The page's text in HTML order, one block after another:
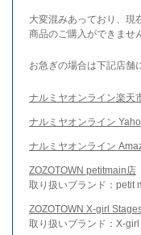
大変混みあっており、現
商品のご購入ができませ
お急ぎの場合は下記店舗
ナルミヤオンライン楽天
ナルミヤオンライン
ナルミヤオンライン
ZOZOTOWN petitmain店
取り扱いブランド：petit
ZOZOTOWN X-girl
取り扱いブランド：X-